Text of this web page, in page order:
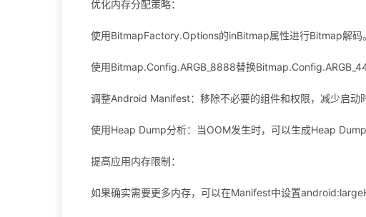
优化内存分配策略：
使用BitmapFactory.Options的inBitmap属性进行Bitmap解码。
使用Bitmap.Config.ARGB_8888替换
调整Android Manifest：移除不必要的组件和权限，减少启动
使用Heap Dump分析：当OOM发生时，可以生成Heap Dump
提高应用内存限制：
如果确实需要更多内存，可以在Manifest中设置